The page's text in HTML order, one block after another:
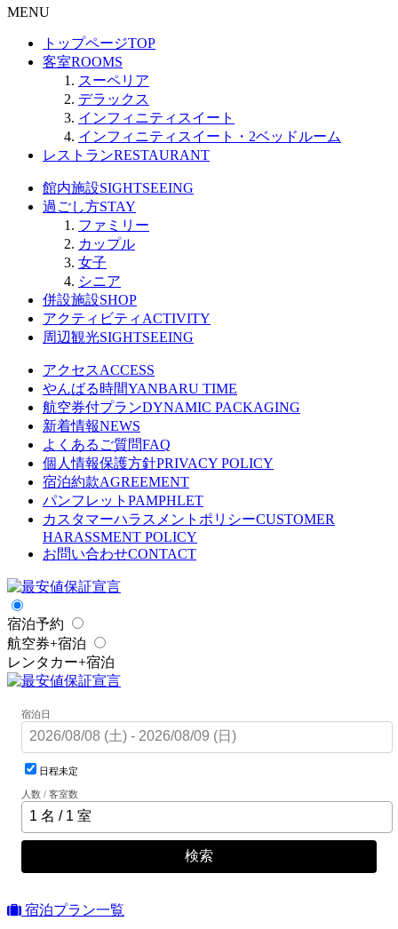
MENU
トップページTOP
客室ROOMS
スーペリア
デラックス
インフィニティスイート
インフィニティスイート・2ベッドルーム
レストランRESTAURANT
館内施設SIGHTSEEING
過ごし方STAY
ファミリー
カップル
女子
シニア
併設施設SHOP
アクティビティ ACTIVITY
周辺観光SIGHTSEEING
アクセスACCESS
やんばる時間YANBARU TIME
航空券付プランDYNAMIC PACKAGING
新着情報NEWS
よくあるご質問FAQ
個人情報保護方針PRIVACY POLICY
宿泊約款AGREEMENT
パンフレット PAMPHLET
カスタマーハラスメントポリシーCUSTOMER
HARASSMENT POLICY
お問い合わせCONTACT
宿泊予約
航空券+宿泊
レンタカー+宿泊
宿泊日
日程未定
人数 / 客室数
検索
宿泊プラン一覧